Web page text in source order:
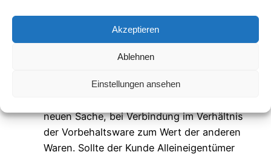
Akzeptieren
Ablehnen
Einstellungen ansehen
Verarbeitung oder Verbindung mit anderen
Waren entsteht für uns grundsätzlich ein
zwar bei Verarbeitung im Verhältnis des
neuen Sache, bei Verbindung im Verhältnis
der Vorbehaltsware zum Wert der anderen
Waren. Sollte der Kunde Alleineigentümer